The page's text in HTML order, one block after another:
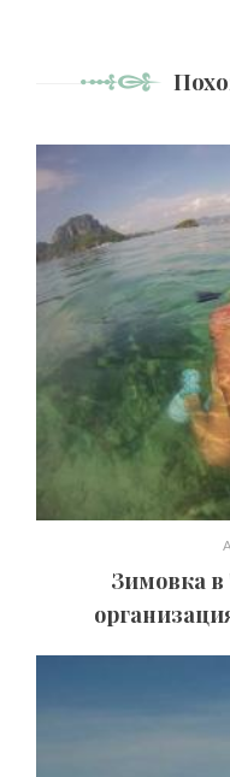
Зимовка